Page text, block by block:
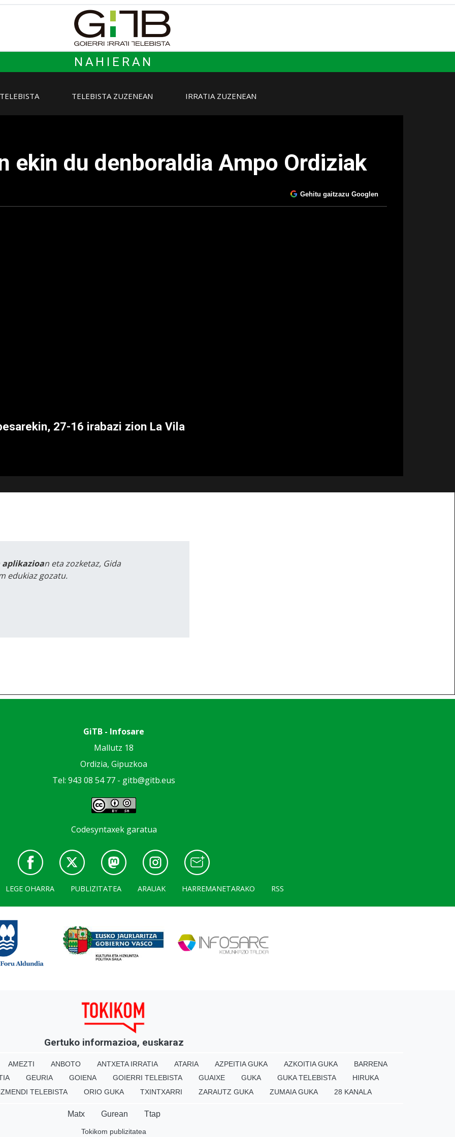
NAHIERAN
TELEBISTA ZUZENEAN IRRATIA ZUZENEAN
ekin du denboraldia Ampo Ordiziak
Gehitu gaitzazu Googlen
27-16 irabazi zion La Vila
aplikazioan eta zozketaz, Gida
edukiaz gozatu.
GiTB - Infosare
Mallutz 18
Ordizia, Gipuzkoa
Tel: 943 08 54 77 - gitb@gitb.eus
Codesyntaxek garatua
LEGE OHARRA PUBLIZITATEA ARAUAK HARREMANETARAKO RSS
Gertuko informazioa, euskaraz
AMEZTI ANBOTO ANTXETA IRRATIA ATARIA AZPEITIA GUKA AZKOITIA GUKA
BARRENA
GEURIA GOIENA GOIERRI TELEBISTA GUAIXE GUKA GUKA TELEBISTA
HIRUKA
TELEBISTA ORIO GUKA TXINTXARRI ZARAUTZ GUKA ZUMAIA GUKA 28 KANALA
Matx Gurean Ttap
Tokikom publizitatea